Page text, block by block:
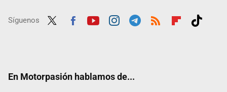
Síguenos
En Motorpasión hablamos de...